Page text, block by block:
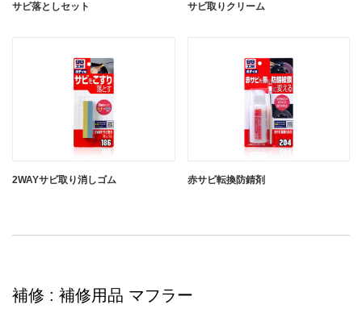
サビ落としセット サビ取りクリーム
2WAYサビ取り消しゴム 赤サビ転換防錆剤
補修 : 補修用品 マフラー